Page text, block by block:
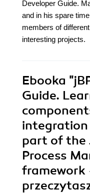
Developer Guide.
and in his spare
members of
interesting projects.
Ebooka
Guide.
part of the
Process
framework